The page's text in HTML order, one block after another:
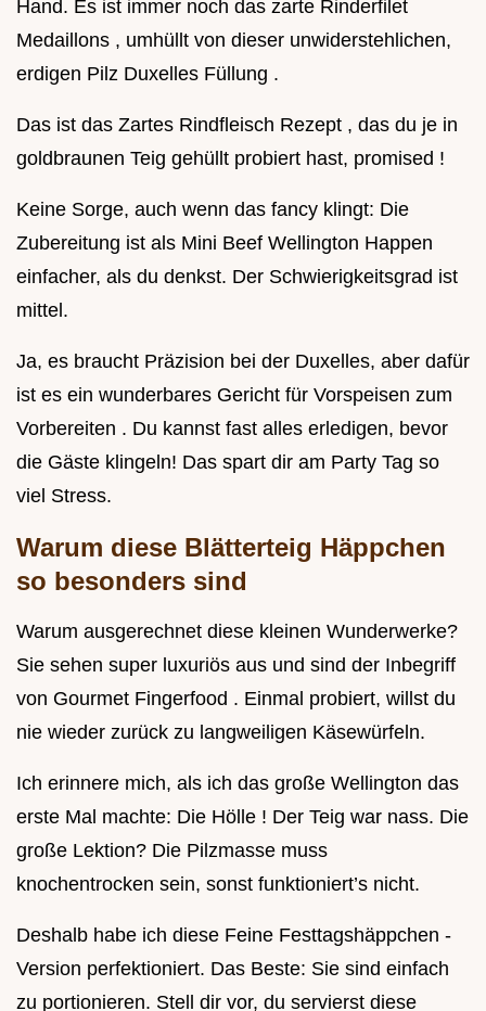
Hand. Es ist immer noch das zarte Rinderfilet
Medaillons , umhüllt von dieser unwiderstehlichen,
erdigen Pilz Duxelles Füllung .
Das ist das Zartes Rindfleisch Rezept , das du je in
goldbraunen Teig gehüllt probiert hast, promised !
Keine Sorge, auch wenn das fancy klingt: Die
Zubereitung ist als Mini Beef Wellington Happen
einfacher, als du denkst. Der Schwierigkeitsgrad ist
mittel.
Ja, es braucht Präzision bei der Duxelles, aber dafür
ist es ein wunderbares Gericht für Vorspeisen zum
Vorbereiten . Du kannst fast alles erledigen, bevor
die Gäste klingeln! Das spart dir am Party Tag so
viel Stress.
Warum diese Blätterteig Häppchen
so besonders sind
Warum ausgerechnet diese kleinen Wunderwerke?
Sie sehen super luxuriös aus und sind der Inbegriff
von Gourmet Fingerfood . Einmal probiert, willst du
nie wieder zurück zu langweiligen Käsewürfeln.
Ich erinnere mich, als ich das große Wellington das
erste Mal machte: Die Hölle ! Der Teig war nass. Die
große Lektion? Die Pilzmasse muss
knochentrocken sein, sonst funktioniert’s nicht.
Deshalb habe ich diese Feine Festtagshäppchen -
Version perfektioniert. Das Beste: Sie sind einfach
zu portionieren. Stell dir vor, du servierst diese